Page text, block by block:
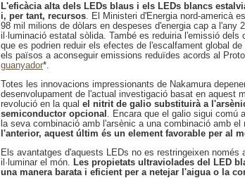
L'eficàcia alta dels LEDs blaus i els LEDs blancs
i, per tant, recursos. El Ministeri d'Energia nord-americà
98 mil milions de dòlars en despeses d'energia cap a l'any
il·luminació estatal sòlida. També es reduiria l'emissió dels
que es podrien reduir els efectes de l'escalfament global
els països a aconseguir emissions reduïdes acords al
guanyador*.
Totes les innovacions impressionants de Nakamura
desenvolupament de l'actual investigació basat en aquest
revolució en la qual el nitrit de galio substituirà a
semiconductor opcional . Encara que el galio sigui comú
la seva combinació amb l'arsènic a una combinació amb el
l'anterior, aquest últim és un element favorable per al
Els avantatges d'aquests LEDs no es restringeixen només
il·luminar el món. Les propietats ultraviolades del LED
una manera barata i eficient per a netejar l'aigua o la